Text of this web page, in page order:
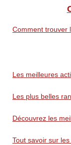
Comment trouver
Les meilleures
Les plus belles
Découvrez les
Tout savoir sur les